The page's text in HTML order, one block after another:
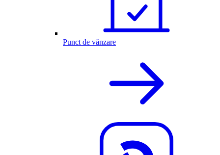
Punct de vânzare